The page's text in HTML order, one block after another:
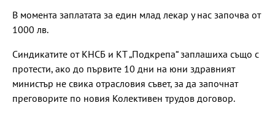
В момента заплатата за един млад лекар у нас започва от
1000 лв.
Синдикатите от КНСБ и КТ „Подкрепа“ заплашиха също с
протести, ако до първите 10 дни на юни здравният
министър не свика отрасловия съвет, за да започнат
преговорите по новия Колективен трудов договор.